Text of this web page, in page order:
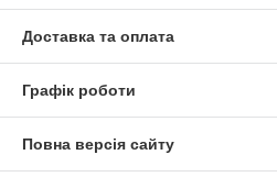
Доставка та оплата
Графік роботи
Повна версія сайту